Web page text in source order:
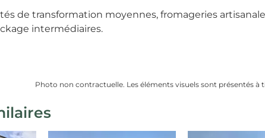
de transformation moyennes, fromageries
intermédiaires.
Photo non contractuelle. Les éléments visuels sont présentés à